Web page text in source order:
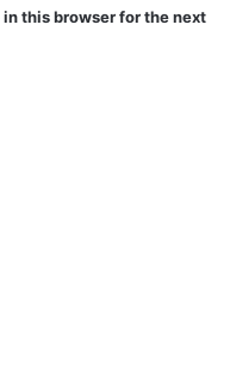
this browser for the next